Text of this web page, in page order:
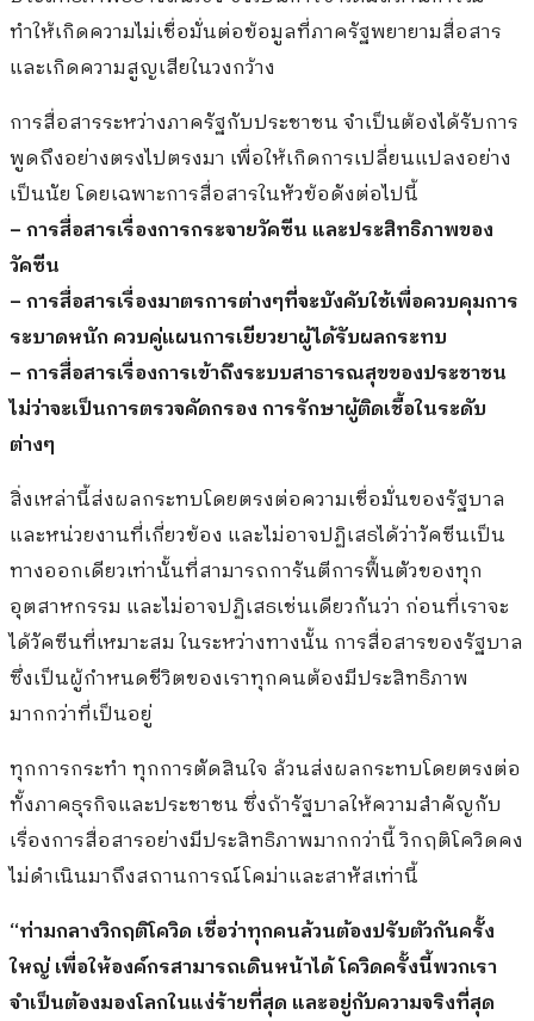
ทำให้เกิดความไม่เชื่อมั่นต่อข้อมูลที่ภาครัฐพยายามสื่อสาร
และเกิดความสูญเสียในวงกว้าง
การสื่อสารระหว่างภาครัฐกับประชาชน จำเป็นต้องได้รับการ
พูดถึงอย่างตรงไปตรงมา เพื่อให้เกิดการเปลี่ยนแปลงอย่าง
เป็นนัย โดยเฉพาะการสื่อสารในหัวข้อดังต่อไปนี้
– การสื่อสารเรื่องการกระจายวัคซีน และประสิทธิภาพของ
วัคซีน
– การสื่อสารเรื่องมาตรการต่างๆที่จะบังคับใช้เพื่อควบคุมการ
ระบาดหนัก ควบคู่แผนการเยียวยาผู้ได้รับผลกระทบ
– การสื่อสารเรื่องการเข้าถึงระบบสาธารณสุขของประชาชน
ไม่ว่าจะเป็นการตรวจคัดกรอง การรักษาผู้ติดเชื้อในระดับ
ต่างๆ
สิ่งเหล่านี้ส่งผลกระทบโดยตรงต่อความเชื่อมั่นของรัฐบาล
และหน่วยงานที่เกี่ยวข้อง และไม่อาจปฏิเสธได้ว่าวัคซีนเป็น
ทางออกเดียวเท่านั้นที่สามารถการันตีการฟื้นตัวของทุก
อุตสาหกรรม และไม่อาจปฏิเสธเช่นเดียวกันว่า ก่อนที่เราจะ
ได้วัคซีนที่เหมาะสม ในระหว่างทางนั้น การสื่อสารของรัฐบาล
ซึ่งเป็นผู้กำหนดชีวิตของเราทุกคนต้องมีประสิทธิภาพ
มากกว่าที่เป็นอยู่
ทุกการกระทำ ทุกการตัดสินใจ ล้วนส่งผลกระทบโดยตรงต่อ
ทั้งภาคธุรกิจและประชาชน ซึ่งถ้ารัฐบาลให้ความสำคัญกับ
เรื่องการสื่อสารอย่างมีประสิทธิภาพมากกว่านี้ วิกฤติโควิดคง
ไม่ดำเนินมาถึงสถานการณ์โคม่าและสาหัสเท่านี้
“ท่ามกลางวิกฤติโควิด เชื่อว่าทุกคนล้วนต้องปรับตัวกันครั้ง
ใหญ่ เพื่อให้องค์กรสามารถเดินหน้าได้ โควิดครั้งนี้พวกเรา
จำเป็นต้องมองโลกในแง่ร้ายที่สุด และอยู่กับความจริงที่สุด